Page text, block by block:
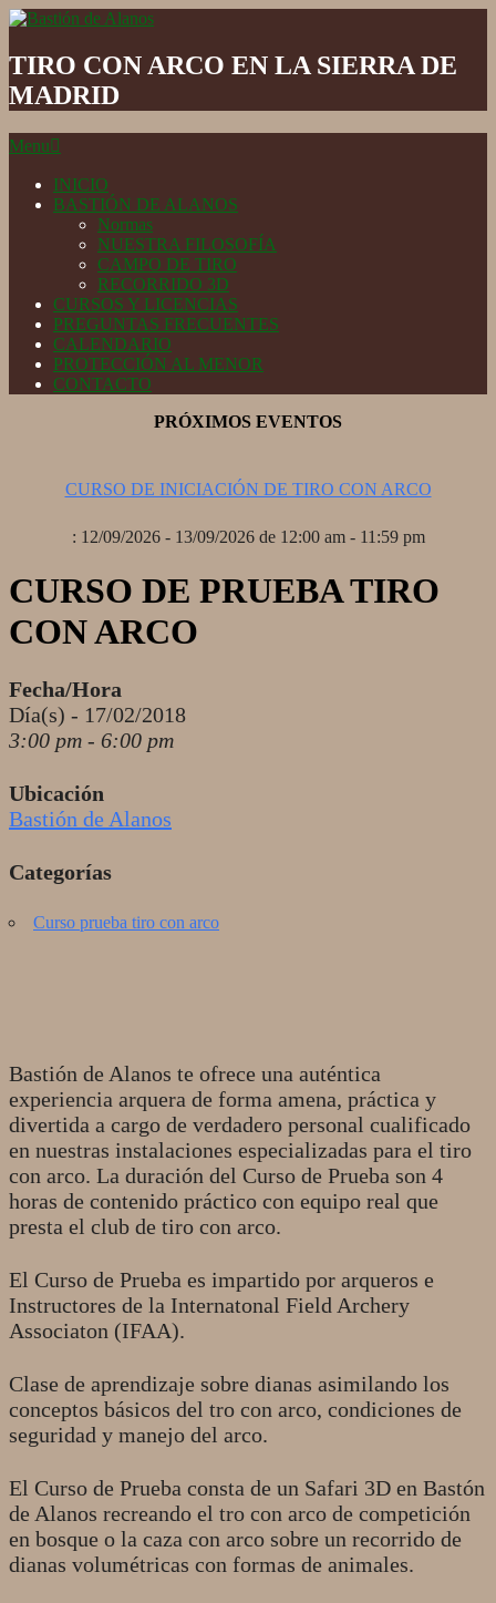
Skip
content
de
Alanos
TIRO CON ARCO EN LA SIERRA DE
MADRID
Secondary
Menu
Menu
INICIO
BASTIÓN DE ALANOS
Normas
NUESTRA FILOSOFÍA
CAMPO DE TIRO
RECORRIDO 3D
CURSOS Y LICENCIAS
PREGUNTAS FRECUENTES
CALENDARIO
PROTECCIÓN AL MENOR
CONTACTO
PRÓXIMOS EVENTOS
CURSO DE INICIACIÓN DE TIRO CON ARCO
: 12/09/2026 - 13/09/2026 de 12:00 am - 11:59 pm
CURSO DE PRUEBA TIRO
CON ARCO
Fecha/Hora
Día(s) - 17/02/2018
3:00 pm - 6:00 pm
Ubicación
Bastión de Alanos
Categorías
Curso prueba tiro con arco
Bastión de Alanos te ofrece una auténtica
experiencia arquera de forma amena, práctica y
divertida a cargo de verdadero personal cualificado
en nuestras instalaciones especializadas para el tiro
con arco. La duración del Curso de Prueba son 4
horas de contenido práctico con equipo real que
presta el club de tiro con arco.
El Curso de Prueba es impartido por arqueros e
Instructores de la Internatonal Field Archery
Associaton (IFAA).
Clase de aprendizaje sobre dianas asimilando los
conceptos básicos del tro con arco, condiciones de
seguridad y manejo del arco.
El Curso de Prueba consta de un Safari 3D en Bastón
de Alanos recreando el tro con arco de competición
en bosque o la caza con arco sobre un recorrido de
dianas volumétricas con formas de animales.